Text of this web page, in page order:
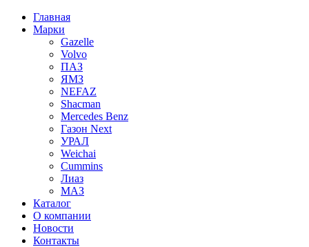
Главная
Марки
Gazelle
Volvo
ПАЗ
ЯМЗ
NEFAZ
Shacman
Mercedes Benz
Газон Next
УРАЛ
Weichai
Cummins
Лиаз
МАЗ
Каталог
О компании
Новости
Контакты